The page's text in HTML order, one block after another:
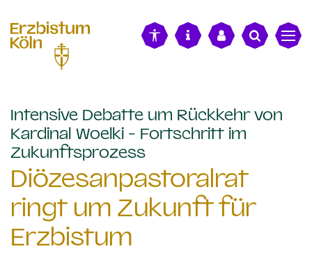
Intensive Debatte um Rückkehr von
Kardinal Woelki - Fortschritt im
Zukunftsprozess:
Diözesanpastoralrat
ringt um Zukunft für
Erzbistum